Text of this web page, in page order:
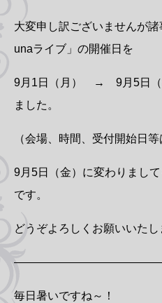
大変申し訳ございませんが
unaライブ」の開催日を
9月1日（月） → 9月5日（
ました。
（会場、時間、受付開始日
9月5日（金）に変わりまし
です。
どうぞよろしくお願いいたし
毎日暑いですね～！